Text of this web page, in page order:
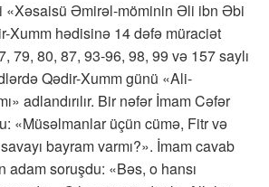
«Xəsaisü Əmirəl-möminin Əli ibn Əbi
Xumm hədisinə 14 dəfə müraciət
79, 80, 87, 93-96, 98, 99 və 157 saylı
Qədir-Xumm günü «Ali-
adlandırılır. Bir nəfər İmam Cəfər
«Müsəlmanlar üçün cümə, Fitr və
bayram varmı?». İmam cavab
adam soruşdu: «Bəs, o hansı